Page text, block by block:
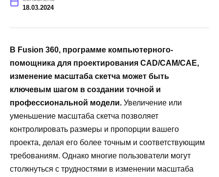
18.03.2024
В Fusion 360, программе компьютерного-
помощника для проектирования CAD/CAM/CAE,
изменение масштаба скетча может быть
ключевым шагом в создании точной и
профессиональной модели. Увеличение или
уменьшение масштаба скетча позволяет
контролировать размеры и пропорции вашего
проекта, делая его более точным и соответствующим
требованиям. Однако многие пользователи могут
столкнуться с трудностями в изменении масштаба